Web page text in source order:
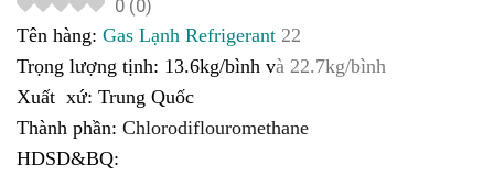
0 (0)
Tên hàng: Gas Lạnh Refrigerant 22
Trọng lượng tịnh: 13.6kg/bình và 22.7kg/bình
Xuất xứ: Trung Quốc
Thành phần: Chlorodiflouromethane
HDSD&BQ: